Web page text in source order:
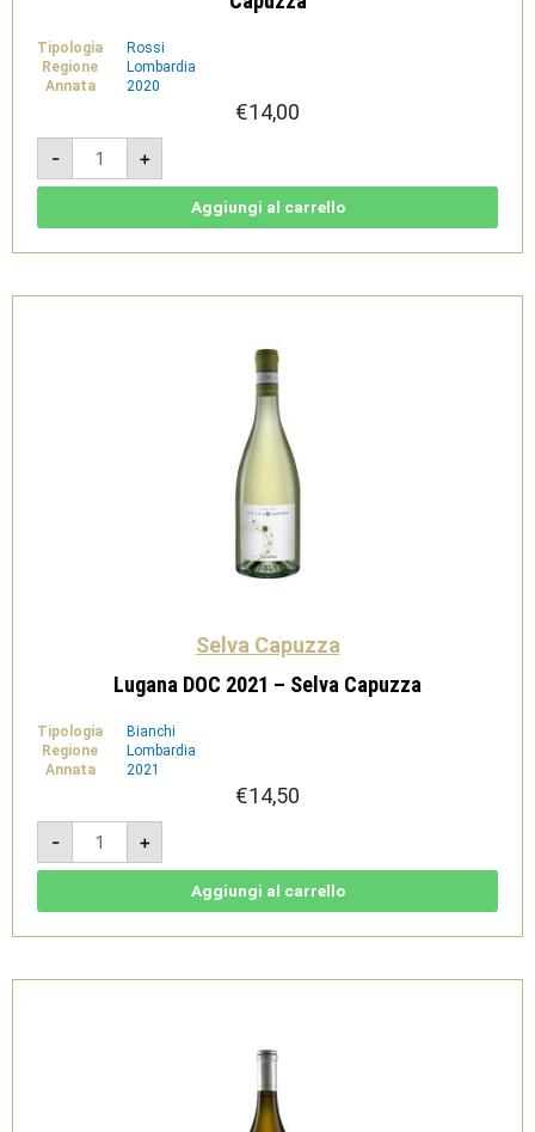
Tipologia
Rossi
Regione
Lombardia
Annata
2020
€14,00
-
Rosso
Dunant
2020
-
-
quantità
+
Aggiungi al carrello
Selva Capuzza
Lugana DOC 2021 – Selva Capuzza
Tipologia
Bianchi
Regione
Lombardia
Annata
2021
€14,50
-
Lugana
DOC
2021
-
+
Aggiungi al carrello